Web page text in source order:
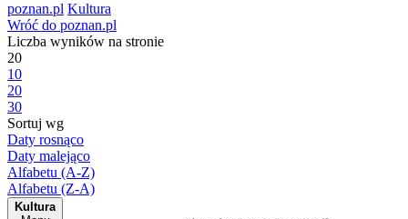
poznan.pl Kultura
Wróć do poznan.pl
Liczba wyników na stronie
20
10
20
30
Sortuj wg
Daty rosnąco
Daty malejąco
Alfabetu (A-Z)
Alfabetu (Z-A)
Kultura